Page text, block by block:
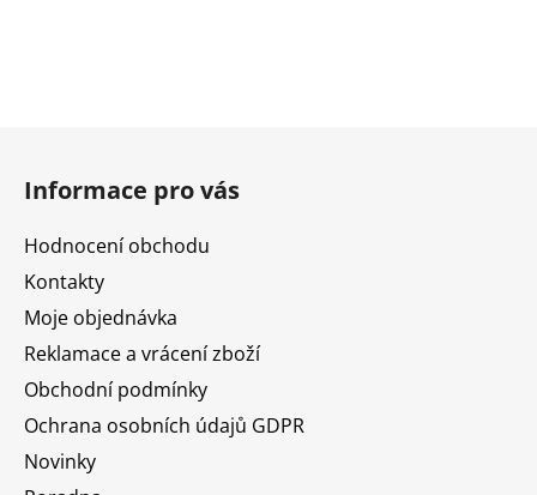
Informace pro vás
Hodnocení obchodu
Kontakty
Moje objednávka
Reklamace a vrácení zboží
Obchodní podmínky
Ochrana osobních údajů GDPR
Novinky